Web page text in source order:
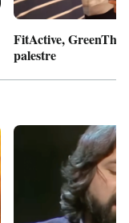
FitActive,
palestre